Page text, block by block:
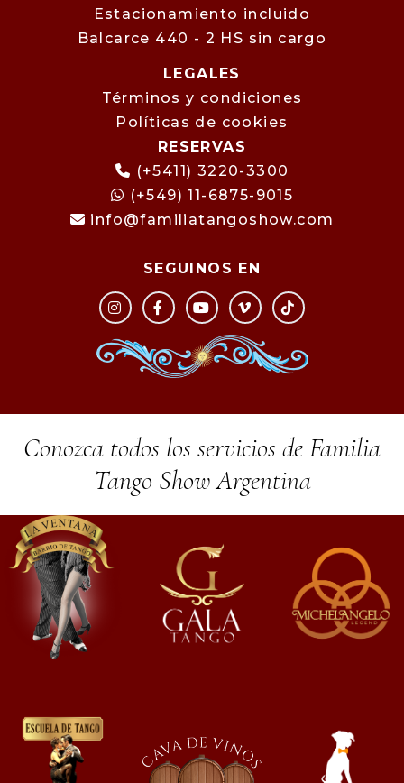
Estacionamiento incluido
Balcarce 440 - 2 HS sin cargo
LEGALES
Términos y condiciones
Políticas de cookies
RESERVAS
(+5411) 3220-3300
(+549) 11-6875-9015
info@familiatangoshow.com
SEGUINOS EN
Conozca todos los servicios de Familia
Tango Show Argentina